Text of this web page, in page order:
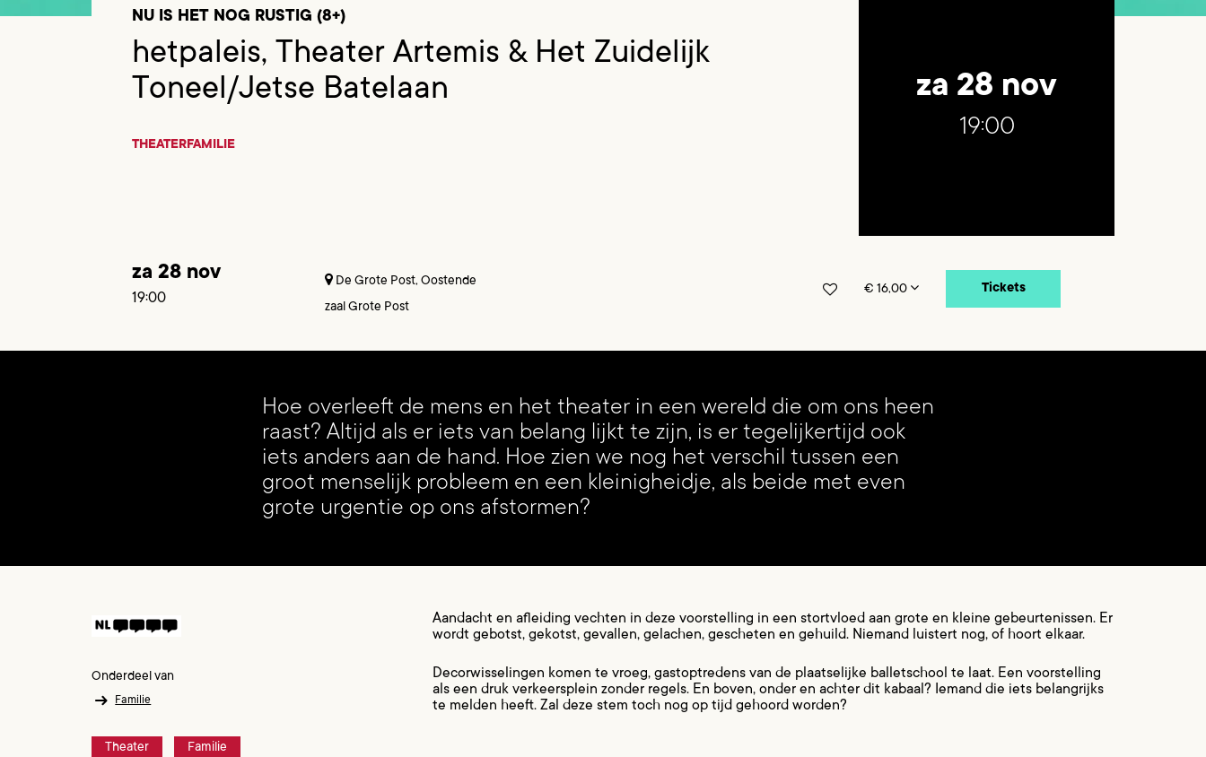
NU IS HET NOG RUSTIG (8+)
hetpaleis, Theater Artemis & Het Zuidelijk
Toneel/Jetse Batelaan
THEATERFAMILIE
za 28 nov
19:00
za 28 nov
19:00
De Grote Post, Oostende
zaal Grote Post
€ 16,00 Tickets
Hoe overleeft de mens en het theater in een wereld die om ons heen
raast? Altijd als er iets van belang lijkt te zijn, is er tegelijkertijd ook
iets anders aan de hand. Hoe zien we nog het verschil tussen een
groot menselijk probleem en een kleinigheidje, als beide met even
grote urgentie op ons afstormen?
Aandacht en afleiding vechten in deze voorstelling in een stortvloed aan grote en kleine gebeurtenissen. Er
wordt gebotst, gekotst, gevallen, gelachen, gescheten en gehuild. Niemand luistert nog, of hoort elkaar.
Decorwisselingen komen te vroeg, gastoptredens van de plaatselijke balletschool te laat. Een voorstelling
als een druk verkeersplein zonder regels. En boven, onder en achter dit kabaal? Iemand die iets belangrijks
te melden heeft. Zal deze stem toch nog op tijd gehoord worden?
Onderdeel van
Familie
Theater Familie